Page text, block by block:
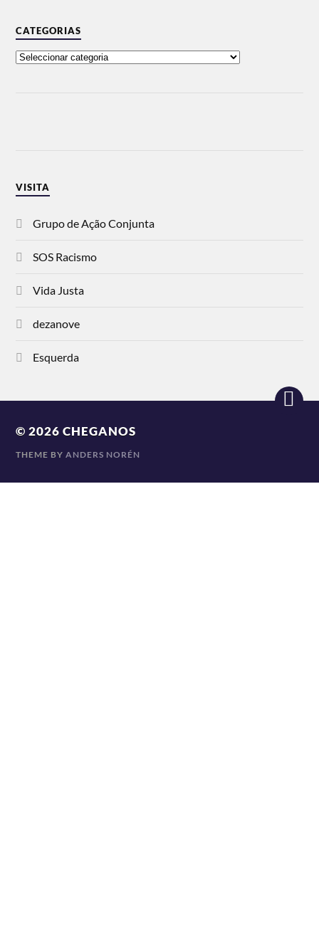
CATEGORIAS
VISITA
Grupo de Ação Conjunta
SOS Racismo
Vida Justa
dezanove
Esquerda
© 2026CHEGANOS
THEME BYANDERS NORÉN